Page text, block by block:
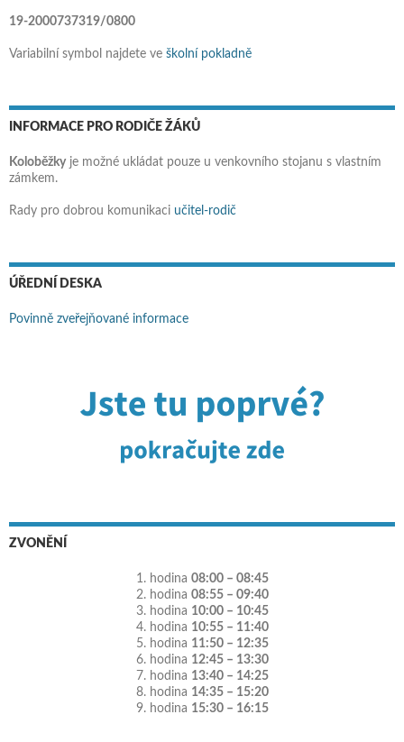
19-2000737319/0800
Variabilní symbol najdete ve školní pokladně
INFORMACE PRO RODIČE ŽÁKŮ
Koloběžkyje možné ukládat pouze u venkovního stojanu s vlastním
zámkem.
Rady pro dobrou komunikaci učitel-rodič
ÚŘEDNÍ DESKA
Povinně zveřejňované informace
ZVONĚNÍ
1. hodina 08:00 – 08:45
2. hodina 08:55 – 09:40
3. hodina 10:00 – 10:45
4. hodina 10:55 – 11:40
5. hodina 11:50 – 12:35
6. hodina 12:45 – 13:30
7. hodina 13:40 – 14:25
8. hodina 14:35 – 15:20
9. hodina 15:30 – 16:15